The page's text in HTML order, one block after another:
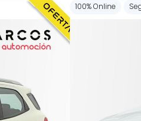
100% Online